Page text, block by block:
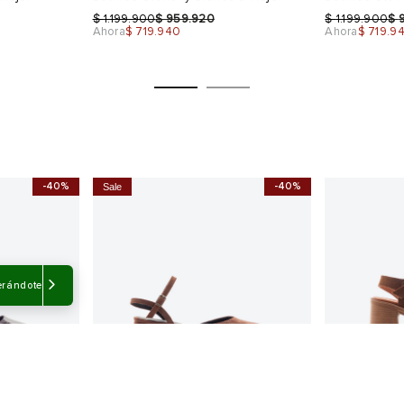
USA
6.5
$1.199.900$959.920
Ahora$ 719.940
36
37 6.5
$1.199.900$
Ahora$
36
37
-40% -40%
Sale